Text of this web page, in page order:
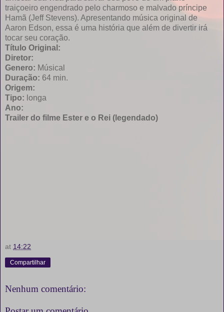
traiçoeiro engendrado pelo charmoso e malvado príncipe
Hamã (Jeff Stevens). Apresentando música original de
Aaron Edson, essa é uma história que além de divertir irá
tocar seu coração.
Título Original:
Diretor:
Genero: Músical
Duração: 64 min.
Origem:
Tipo: longa
Ano:
Trailer do filme Ester e o Rei (legendado)
at 14:22
Compartilhar
Nenhum comentário: